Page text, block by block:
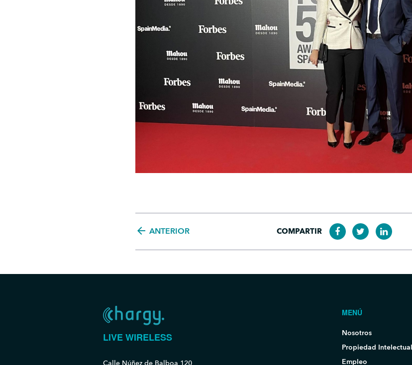
arrow_back ANTERIOR COMPARTIR
LIVE WIRELESS
Calle Núñez de Balboa 120
MENÚ
Nosotros
Propiedad Intelectual
Empleo